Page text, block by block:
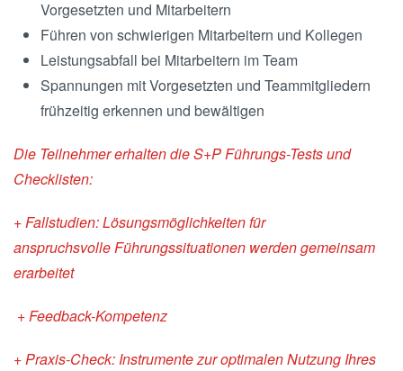
Vorgesetzten und Mitarbeitern
Führen von schwierigen Mitarbeitern und Kollegen
Leistungsabfall bei Mitarbeitern im Team
Spannungen mit Vorgesetzten und Teammitgliedern
frühzeitig erkennen und bewältigen
Die Teilnehmer erhalten die S+P Führungs-Tests und
Checklisten:
+ Fallstudien: Lösungsmöglichkeiten für
anspruchsvolleFührungssituationen werden gemeinsam
erarbeitet
+ Feedback-Kompetenz
+ Praxis-Check: Instrumente zur optimalen Nutzung Ihres